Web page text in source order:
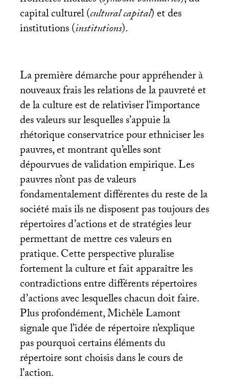
capital culturel (cultural capital) et des
institutions (institutions).
La première démarche pour appréhender à
nouveaux frais les relations de la pauvreté et
de la culture est de relativiser l’importance
des valeurs sur lesquelles s’appuie la
rhétorique conservatrice pour ethniciser les
pauvres, et montrant qu’elles sont
dépourvues de validation empirique. Les
pauvres n’ont pas de valeurs
fondamentalement différentes du reste de la
société mais ils ne disposent pas toujours des
répertoires d’actions et de stratégies leur
permettant de mettre ces valeurs en
pratique. Cette perspective pluralise
fortement la culture et fait apparaître les
contradictions entre différents répertoires
d’actions avec lesquelles chacun doit faire.
Plus profondément, Michèle Lamont
signale que l’idée de répertoire n’explique
pas pourquoi certains éléments du
répertoire sont choisis dans le cours de
l’action.